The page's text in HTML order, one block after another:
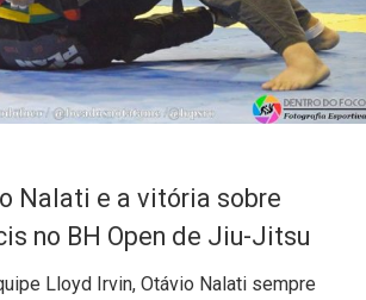
Nalati e a vitória sobre
no BH Open de Jiu-Jitsu
Lloyd Irvin, Otávio Nalati sempre